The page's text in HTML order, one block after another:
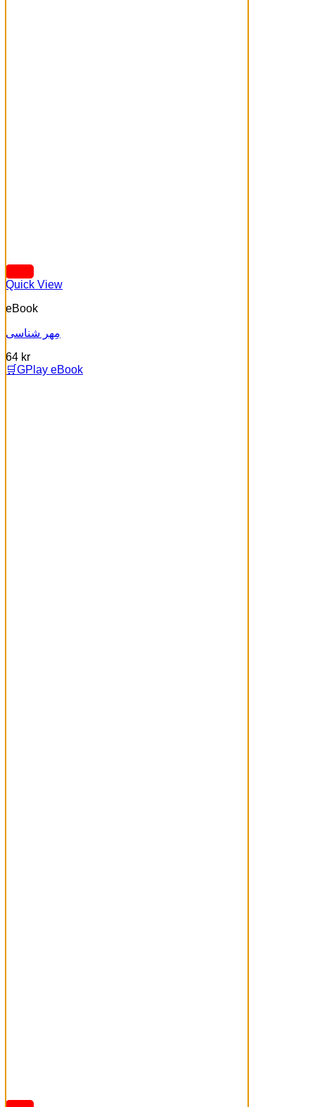
Quick View
eBook
مِهر شناسی
64 kr
🛒GPlay eBook